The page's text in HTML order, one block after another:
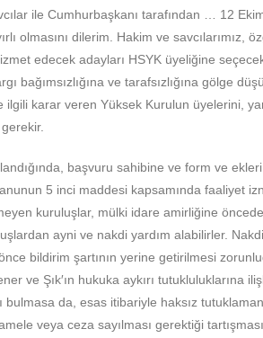
ile Cumhurbaşkanı tarafından … 12
olmasını dilerim. Hakim ve savcılarımız,
edecek adayları HSYK üyeliğine
bağımsızlığına ve tarafsızlığına gölge
ilgili karar veren Yüksek Kurulun üyelerini,
başvuru sahibine ve form ve
5 inci maddesi kapsamında faaliyet
kuruluşlar, mülki idare amirliğine
ayni ve nakdi yardım alabilirler. Nakdi
bildirim şartının yerine getirilmesi
ve Şık′ın hukuka aykırı tutukluluklarına
bulmasa da, esas itibariyle haksız
veya ceza sayılması gerektiği